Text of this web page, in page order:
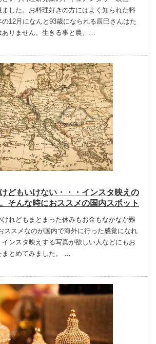
ました。お料理好きの方にはよく知られた料
12月になんと93歳になられる辰巳さんはた
りません。生きる事と農、…
どもいけない・・・インスタ映えの
そんな時におススメの国内スポット
れどもまとまった休みもお金もなかなか難
ススメなのが国内で海外に行った感覚になれ
ンスタ映えする写真が欲しい人などにもお
とめてみました。 …